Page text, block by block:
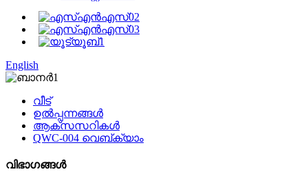
English
വീട്
ഉൽപ്പന്നങ്ങൾ
ആക്‌സസറികൾ
QWC-004 വെബ്‌ക്യാം
വിഭാഗങ്ങൾ